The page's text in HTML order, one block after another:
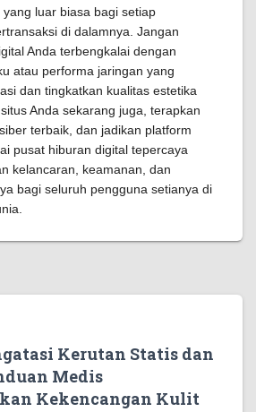
luar biasa bagi setiap
di dalamnya. Jangan
Anda terbengkalai dengan
atau performa jaringan yang
dan tingkatkan kualitas estetika
Anda sekarang juga, terapkan
terbaik, dan jadikan platform
pusat hiburan digital tepercaya
kelancaran, keamanan, dan
bagi seluruh pengguna setianya di
Kerutan Statis dan
Medis
Kekencangan Kulit